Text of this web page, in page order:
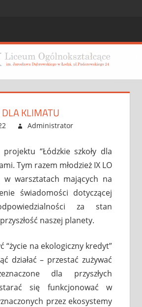
IX
LO
KLIMATU
Administrator
“Łódzkie szkoły dla
Tym razem młodzież IX LO
w warsztatach mających na
świadomości dotyczącej
za stan
naszej planety.
“życie na ekologiczny kredyt”
działać – przestać zużywać
dla przyszłych
się funkcjonować w
przez ekosystemy